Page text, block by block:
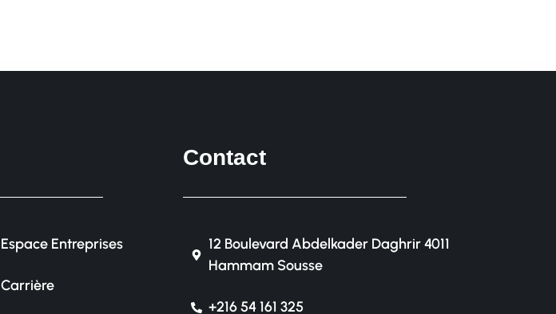
Espace Entreprises
Carrière
Contact
12 Boulevard Abdelkader Daghrir 4011
Hammam Sousse
+216 54 161 325